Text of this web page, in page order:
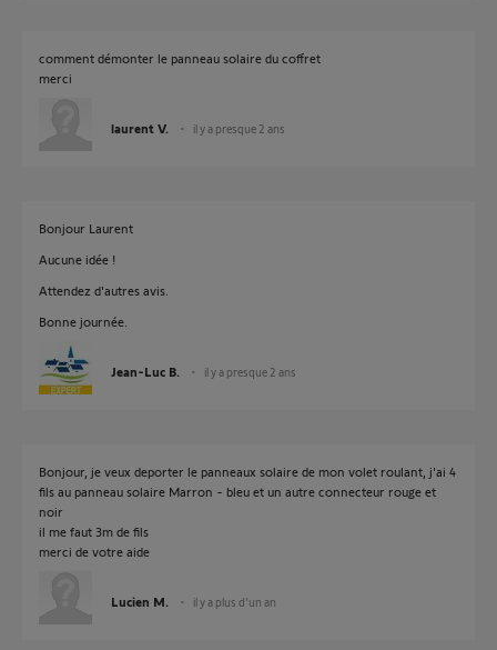
comment démonter le panneau solaire du coffret
merci
laurent V. il y a presque 2 ans
Bonjour Laurent
Aucune idée !
Attendez d'autres avis.
Bonne journée.
Jean-Luc B. il y a presque 2 ans
Bonjour, je veux deporter le panneaux solaire de mon volet roulant, j'ai 4
fils au panneau solaire Marron - bleu et un autre connecteur rouge et
noir
il me faut 3m de fils
merci de votre aide
Lucien M. il y a plus d'un an